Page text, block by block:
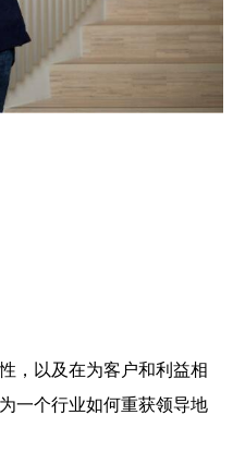
，以及在为客户和利益相
一个行业如何重获领导地